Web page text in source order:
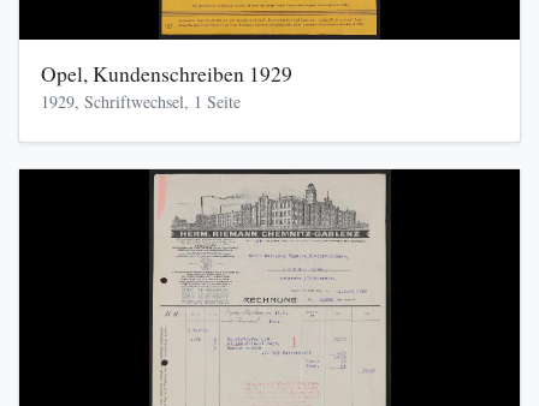
Opel, Kundenschreiben 1929
1929, Schriftwechsel, 1 Seite